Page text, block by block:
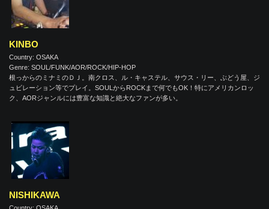
KINBO
Country: OSAKA
Genre: SOUL/FUNK/AOR/ROCK/HIP-HOP
根っからのミナミのＤＪ。南クロス、ル・キャステル、サウス・リー、ぶどう屋、ジ
ュビレーション等でプレイ。SOULからROCKまで何でもOK！特にアメリカンロッ
ク、AORジャンルには豊富な知識と絶大なファンが多い。
NISHIKAWA